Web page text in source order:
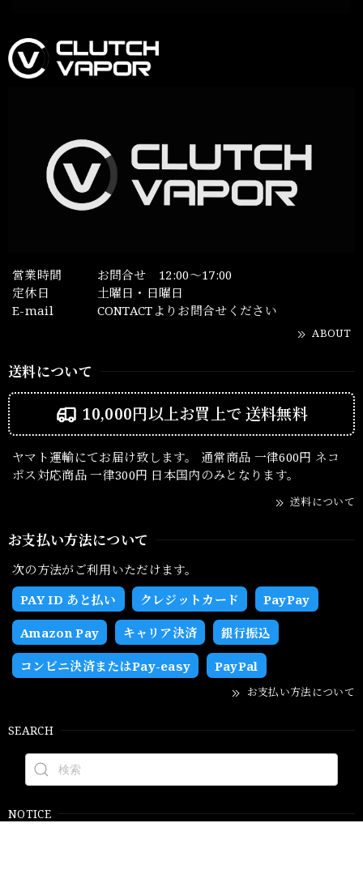
営業時間
お問合せ 12:00～17:00
定休日
土曜日・日曜日
E-mail
CONTACTよりお問合せください
ABOUT
送料について
10,000円以上お買上で送料無料
ヤマト運輸にてお届け致します。 通常商品 一律600円 ネコ
ポス対応商品 一律300円 日本国内のみとなります。
送料について
お支払い方法について
次の方法がご利用いただけます。
PAY ID あと払い
クレジットカード PayPay
Amazon Pay キャリア決済 銀行振込
コンビニ決済またはPay-easy PayPal
お支払い方法について
SEARCH
NOTICE